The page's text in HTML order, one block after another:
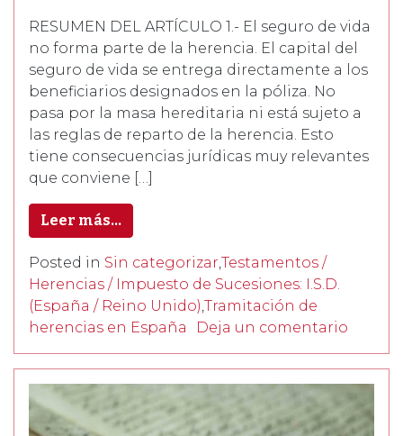
RESUMEN DEL ARTÍCULO 1.- El seguro de vida
no forma parte de la herencia. El capital del
seguro de vida se entrega directamente a los
beneficiarios designados en la póliza. No
pasa por la masa hereditaria ni está sujeto a
las reglas de reparto de la herencia. Esto
tiene consecuencias jurídicas muy relevantes
que conviene […]
Leer más…
Posted in Sin categorizar,Testamentos /
Herencias / Impuesto de Sucesiones: I.S.D.
(España / Reino Unido),Tramitación de
herencias en España
Deja un comentario